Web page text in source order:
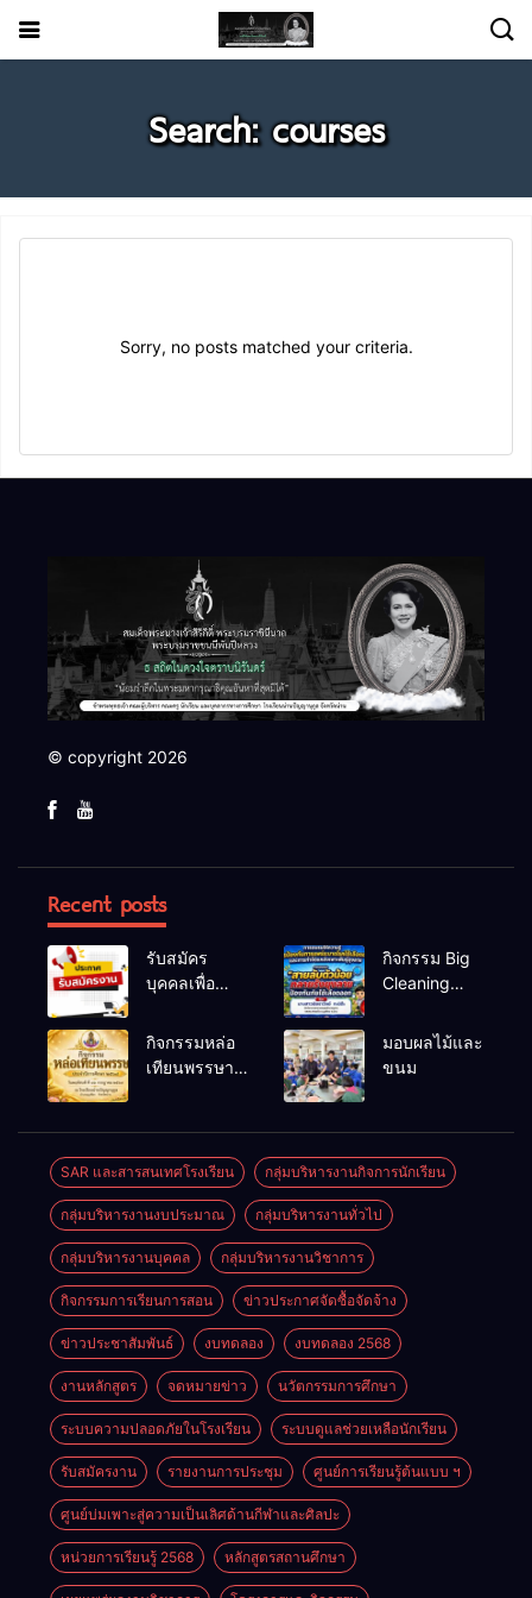
Search: courses
Sorry, no posts matched your criteria.
© copyright 2026
Recent posts
รับสมัคร
บุคคลเพื่อ
เลือกสรรเป็น
พนักงาน
กิจกรรม Big
Cleaning
ป้องกันโรคไข้
กิจกรรมหล่อ
เทียนพรรษา
มอบผลไม้และ
ขนม
SAR และสารสนเทศโรงเรียน กลุ่มบริหารงานกิจการนักเรียน
กลุ่มบริหารงานงบประมาณ กลุ่มบริหารงานทั่วไป
กลุ่มบริหารงานบุคคล กลุ่มบริหารงานวิชาการ
กิจกรรมการเรียนการสอน ข่าวประกาศจัดซื้อจัดจ้าง
ข่าวประชาสัมพันธ์ งบทดลอง งบทดลอง 2568
งานหลักสูตร จดหมายข่าว นวัตกรรมการศึกษา
ระบบความปลอดภัยในโรงเรียน ระบบดูแลช่วยเหลือนักเรียน
รับสมัครงาน รายงานการประชุม ศูนย์การเรียนรู้ต้นแบบ ฯ
ศูนย์บ่มเพาะสู่ความเป็นเลิศด้านกีฬาและศิลปะ
หน่วยการเรียนรู้ 2568 หลักสูตรสถานศึกษา